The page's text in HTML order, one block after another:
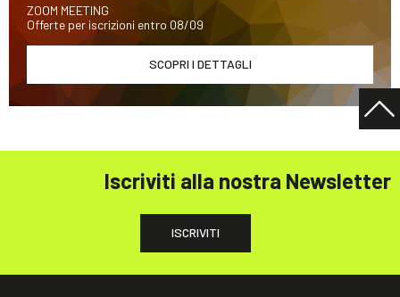
ZOOM MEETING
Offerte per iscrizioni entro 08/09
SCOPRI I DETTAGLI
Iscriviti alla nostra Newsletter
ISCRIVITI